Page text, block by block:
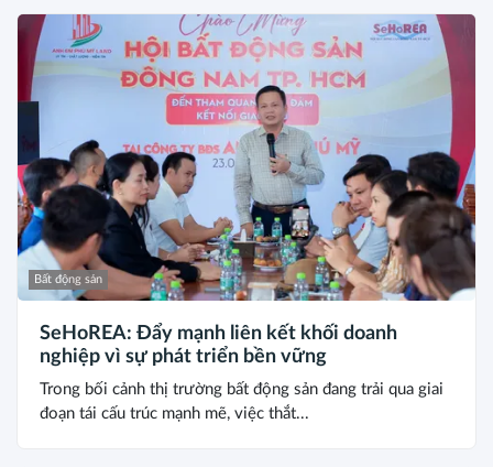
Bất động sản
SeHoREA: Đẩy mạnh liên kết khối doanh
nghiệp vì sự phát triển bền vững
Trong bối cảnh thị trường bất động sản đang trải qua giai
đoạn tái cấu trúc mạnh mẽ, việc thắt...